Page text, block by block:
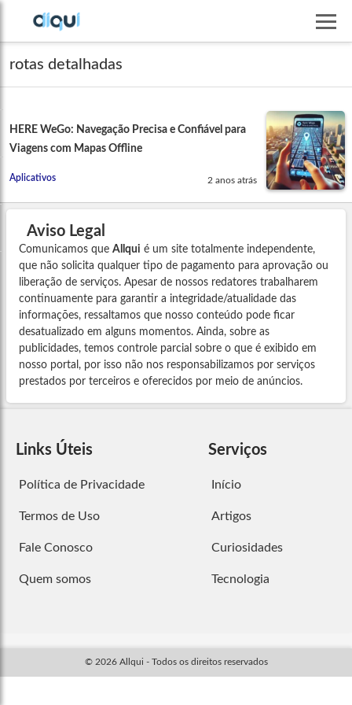
rotas detalhadas
HERE WeGo: Navegação Precisa e Confiável para
Viagens com Mapas Offline
Aplicativos 2 anos atrás
Aviso Legal
Comunicamos que Allqui é um site totalmente independente,
que não solicita qualquer tipo de pagamento para aprovação ou
liberação de serviços. Apesar de nossos redatores trabalharem
continuamente para garantir a integridade/atualidade das
informações, ressaltamos que nosso conteúdo pode ficar
desatualizado em alguns momentos. Ainda, sobre as
publicidades, temos controle parcial sobre o que é exibido em
nosso portal, por isso não nos responsabilizamos por serviços
prestados por terceiros e oferecidos por meio de anúncios.
Links Úteis
Política de Privacidade
Termos de Uso
Fale Conosco
Quem somos
Serviços
Início
Artigos
Curiosidades
Tecnologia
© 2026 Allqui - Todos os direitos reservados